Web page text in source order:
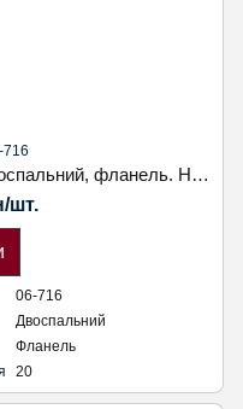
716
Постільний комплект. Розмір двоспальний, фланель. Наволочка 50х70. Koloco
шт.
06-716
Двоспальний
Фланель
20